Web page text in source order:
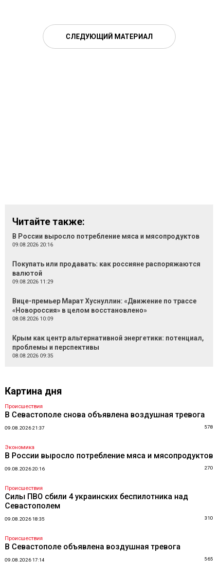
СЛЕДУЮЩИЙ МАТЕРИАЛ
Читайте также:
В России выросло потребление мяса и мясопродуктов
09.08.2026 20:16
Покупать или продавать: как россияне распоряжаются
валютой
09.08.2026 11:29
Вице-премьер Марат Хуснуллин: «Движение по трассе
«Новороссия» в целом восстановлено»
08.08.2026 10:09
Крым как центр альтернативной энергетики: потенциал,
проблемы и перспективы
08.08.2026 09:35
Картина дня
Происшествия
В Севастополе снова объявлена воздушная тревога
09.08.2026 21:37 578
Экономика
В России выросло потребление мяса и мясопродуктов
09.08.2026 20:16 270
Происшествия
Силы ПВО сбили 4 украинских беспилотника над
Севастополем
09.08.2026 18:35 310
Происшествия
В Севастополе объявлена воздушная тревога
09.08.2026 17:14 565